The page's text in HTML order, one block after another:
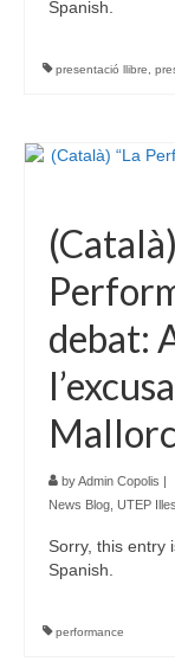
Spanish.
presentació llibre
debat:
byAdmin Copolis |
News Blog UTEP
Sorry, this entry
Spanish.
performance